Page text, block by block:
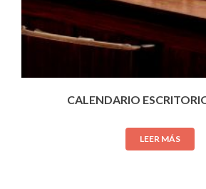
CALENDARIO
LEER MÁS